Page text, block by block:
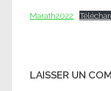
Marath2022
LAISSER UN